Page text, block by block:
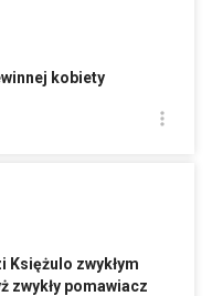
kobiety
zwykłym
zwykły pomawiacz